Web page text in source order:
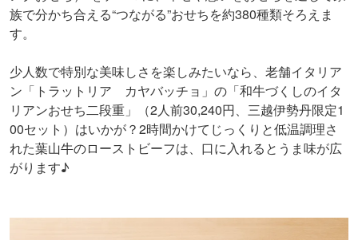
族で分かち合える“つながる”おせちを約380種類そろえま
す。
少人数で特別な美味しさを楽しみたいなら、老舗イタリア
ン「トラットリア カヤバッチョ」の「和牛づくしのイタ
リアンおせち二段重」（2人前30,240円、三越伊勢丹限定1
00セット）はいかが？2時間かけてじっくりと低温調理さ
れた葉山牛のローストビーフは、口に入れるとうま味が広
がります♪